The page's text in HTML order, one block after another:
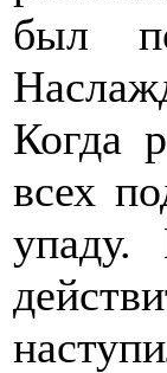
был
Когда
всех